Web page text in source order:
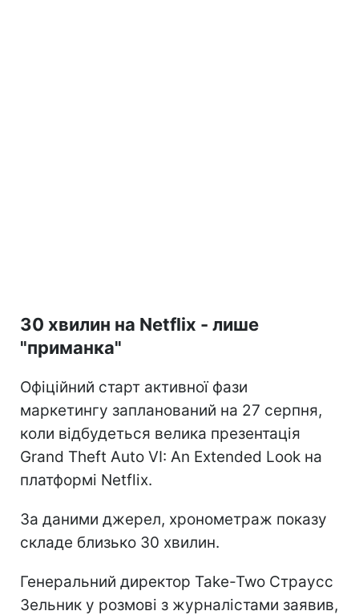
30 хвилин на Netflix - лише
"приманка"
Офіційний старт активної фази
маркетингу запланований на 27 серпня,
коли відбудеться велика презентація
Grand Theft Auto VI: An Extended Look на
платформі Netflix.
За даними джерел, хронометраж показу
складе близько 30 хвилин.
Генеральний директор Take-Two Страусс
Зельник у розмові з журналістами заявив,